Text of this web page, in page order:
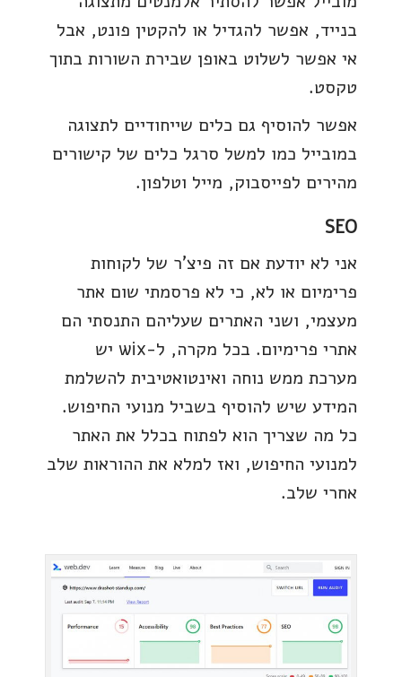
בנייד, אפשר להגדיל או להקטין פונט, אבל
אי אפשר לשלוט באופן שבירת השורות בתוך
טקסט.
אפשר להוסיף גם כלים שייחודיים לתצוגה
במובייל כמו למשל סרגל כלים של קישורים
מהירים לפייסבוק, מייל וטלפון.
SEO
אני לא יודעת אם זה פיצ'ר של לקוחות
פרימיום או לא, כי לא פרסמתי שום אתר
מעצמי, ושני האתרים שעליהם התנסתי הם
אתרי פרימיום. בכל מקרה, ל-wix יש
מערכת ממש נוחה ואינטואטיבית להשלמת
המידע שיש להוסיף בשביל מנועי החיפוש.
כל מה שצריך הוא לפתוח בכלל את האתר
למנועי החיפוש, ואז למלא את ההוראות שלב
אחרי שלב.